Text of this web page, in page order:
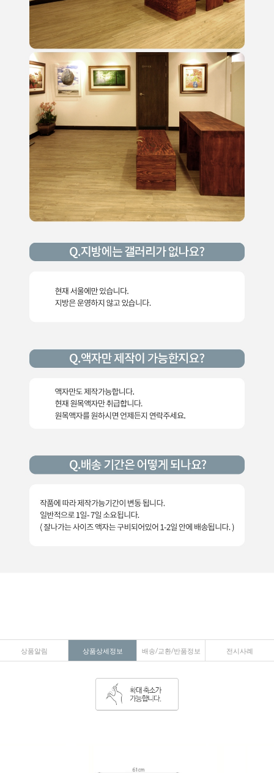
상품알림 상품상세정보 배송/교환/반품정보 전시사례